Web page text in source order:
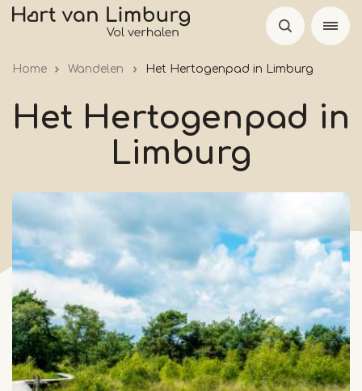
Overslaan
inhoud
gaan
Home Wandelen Het Hertogenpad in Limburg
Het Hertogenpad in
Limburg